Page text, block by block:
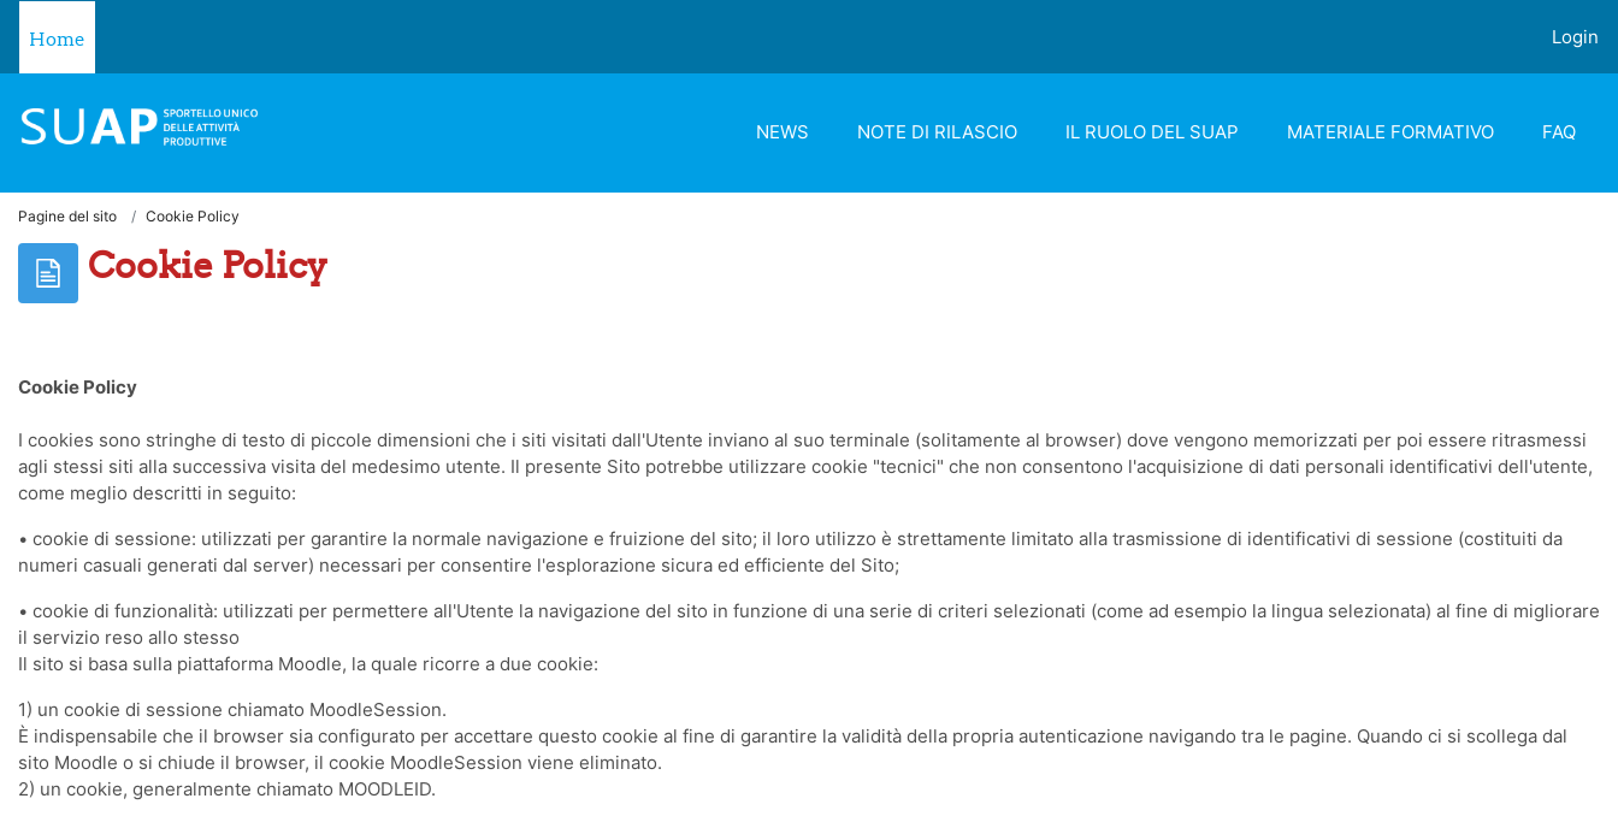
Home
Login
NEWS NOTE DI RILASCIO IL RUOLO DEL SUAP MATERIALE FORMATIVO FAQ
Pagine del sito Cookie Policy
Cookie Policy
Cookie Policy
I cookies sono stringhe di testo di piccole dimensioni che i siti visitati dall'Utente inviano al suo terminale (solitamente al browser) dove vengono memorizzati per poi essere ritrasmessi
agli stessi siti alla successiva visita del medesimo utente. Il presente Sito potrebbe utilizzare cookie "tecnici" che non consentono l'acquisizione di dati personali identificativi dell'utente,
come meglio descritti in seguito:
• cookie di sessione: utilizzati per garantire la normale navigazione e fruizione del sito; il loro utilizzo è strettamente limitato alla trasmissione di identificativi di sessione (costituiti da
numeri casuali generati dal server) necessari per consentire l'esplorazione sicura ed efficiente del Sito;
• cookie di funzionalità: utilizzati per permettere all'Utente la navigazione del sito in funzione di una serie di criteri selezionati (come ad esempio la lingua selezionata) al fine di migliorare
il servizio reso allo stesso
Il sito si basa sulla piattaforma Moodle, la quale ricorre a due cookie:
1) un cookie di sessione chiamato MoodleSession.
È indispensabile che il browser sia configurato per accettare questo cookie al fine di garantire la validità della propria autenticazione navigando tra le pagine. Quando ci si scollega dal
sito Moodle o si chiude il browser, il cookie MoodleSession viene eliminato.
2) un cookie, generalmente chiamato MOODLEID.